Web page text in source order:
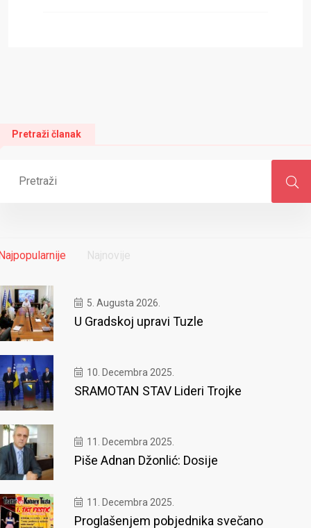
Pretraži članak
Najnovije
5. Augusta 2026.
U Gradskoj upravi Tuzle
10. Decembra 2025.
SRAMOTAN STAV Lideri Trojke
11. Decembra 2025.
Piše Adnan Džonlić: Dosije
11. Decembra 2025.
Proglašenjem pobjednika svečano